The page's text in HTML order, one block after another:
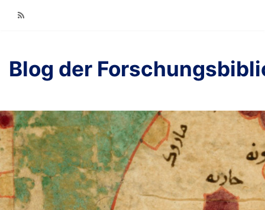
Blog der